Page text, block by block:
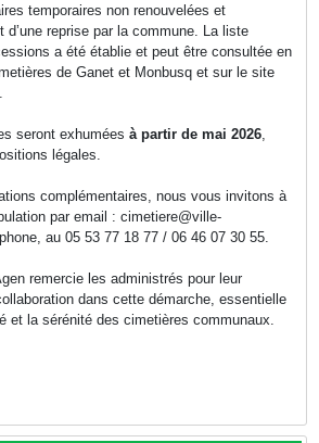
temporaires non renouvelées et
d’une reprise par la commune. La liste
a été établie et peut être consultée en
de Ganet et Monbusq et sur le site
seront exhumées à partir de mai 2026
légales.
complémentaires, nous vous invitons à
par email : cimetiere@ville-
au 05 53 77 18 77 / 06 46 07 30 55.
remercie les administrés pour leur
dans cette démarche, essentielle
et la sérénité des cimetières communaux.